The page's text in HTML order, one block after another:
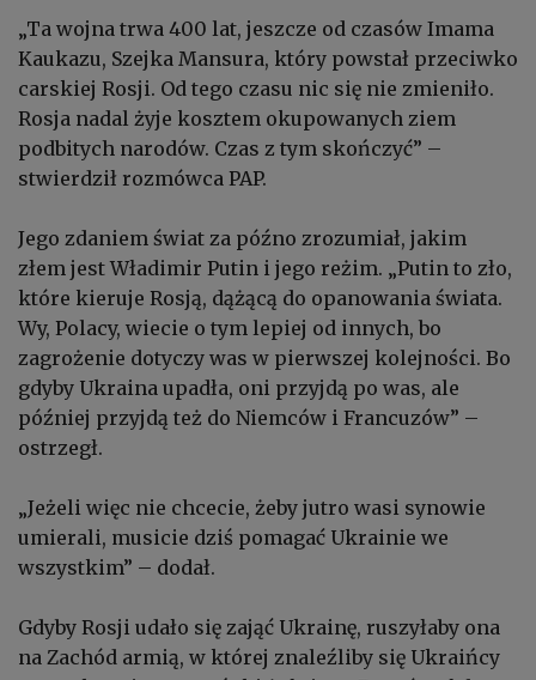
„Ta wojna trwa 400 lat, jeszcze od czasów Imama
Kaukazu, Szejka Mansura, który powstał przeciwko
carskiej Rosji. Od tego czasu nic się nie zmieniło.
Rosja nadal żyje kosztem okupowanych ziem
podbitych narodów. Czas z tym skończyć” –
stwierdził rozmówca PAP.
Jego zdaniem świat za późno zrozumiał, jakim
złem jest Władimir Putin i jego reżim. „Putin to zło,
które kieruje Rosją, dążącą do opanowania świata.
Wy, Polacy, wiecie o tym lepiej od innych, bo
zagrożenie dotyczy was w pierwszej kolejności. Bo
gdyby Ukraina upadła, oni przyjdą po was, ale
później przyjdą też do Niemców i Francuzów” –
ostrzegł.
„Jeżeli więc nie chcecie, żeby jutro wasi synowie
umierali, musicie dziś pomagać Ukrainie we
wszystkim” – dodał.
Gdyby Rosji udało się zająć Ukrainę, ruszyłaby ona
na Zachód armią, w której znaleźliby się Ukraińcy